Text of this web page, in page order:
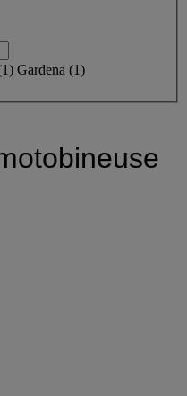
1) Gardena (1)